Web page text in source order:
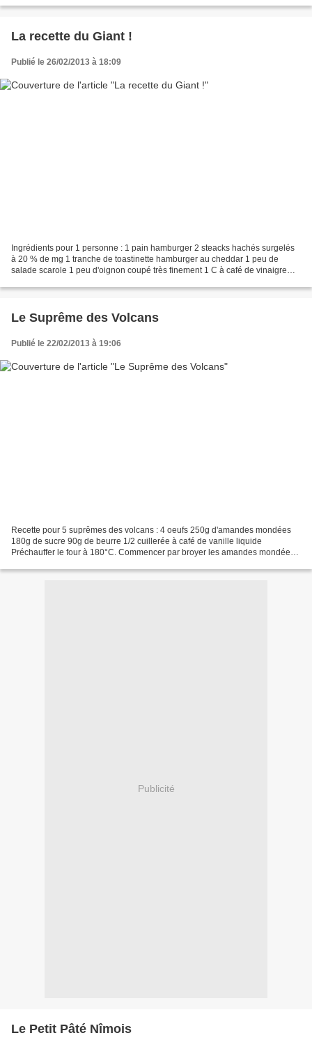
La recette du Giant !
Publié le 26/02/2013 à 18:09
Ingrédients pour 1 personne : 1 pain hamburger 2 steacks hachés surgelés
à 20 % de mg 1 tranche de toastinette hamburger au cheddar 1 peu de
salade scarole 1 peu d'oignon coupé très finement 1 C à café de vinaigre
Le Suprême des Volcans
Publié le 22/02/2013 à 19:06
Recette pour 5 suprêmes des volcans : 4 oeufs 250g d'amandes mondées
180g de sucre 90g de beurre 1/2 cuillerée à café de vanille liquide
Préchauffer le four à 180°C. Commencer par broyer les amandes mondées
Publicité
Le Petit Pâté Nîmois